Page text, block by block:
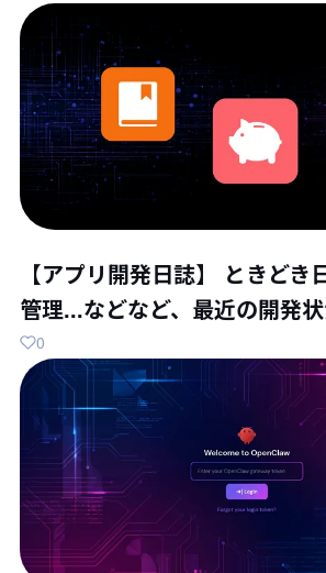
【アプリ開発日誌】 ときどき
管理...などなど、最近の開発
0